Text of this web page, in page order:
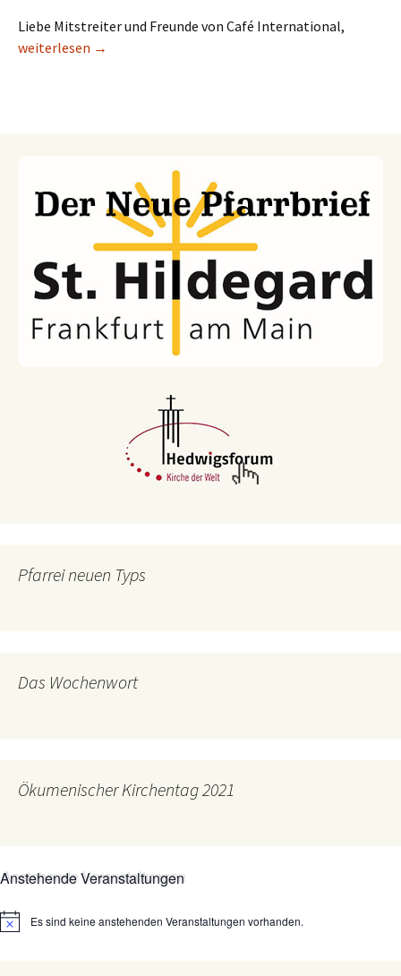
Liebe Mitstreiter und Freunde von Café International,
Café International 2018 im November
weiterlesen →
Pfarrei neuen Typs
Das Wochenwort
Ökumenischer Kirchentag 2021
Anstehende Veranstaltungen
HinweisEs sind keine anstehenden Veranstaltungen vorhanden.